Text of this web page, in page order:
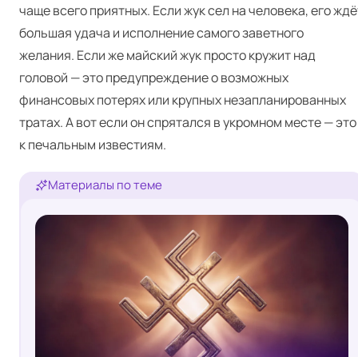
чаще всего приятных. Если жук сел на человека, его
большая удача и исполнение самого заветного
желания. Если же майский жук просто кружит над
головой — это предупреждение о возможных
финансовых потерях или крупных незапланированных
тратах. А вот если он спрятался в укромном месте — это
к печальным известиям.
Материалы по теме